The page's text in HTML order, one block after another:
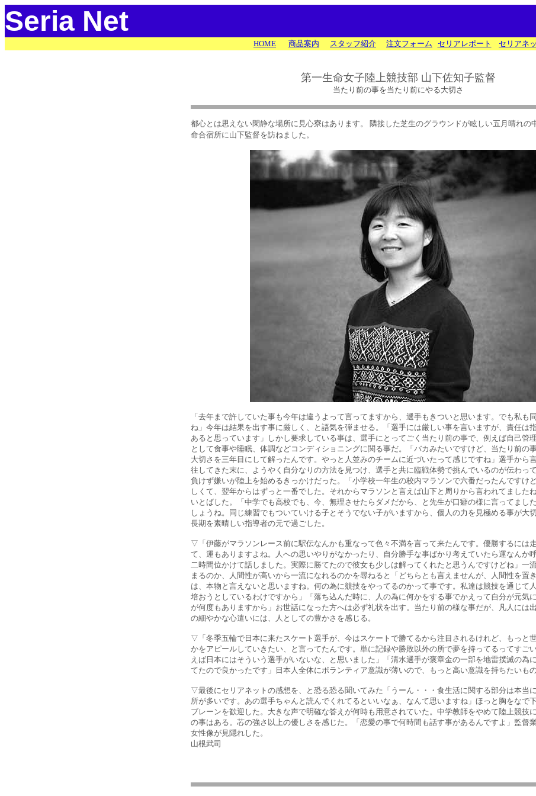
Seria Net
HOME 商品案内 スタッフ紹介 注文フォーム セリアレポート セリアネ
第一生命女子陸上競技部 山下佐知子監督
当たり前の事を当たり前にやる大切さ
都心とは思えない閑静な場所に見心寮はあります。 隣接した芝生のグラウンドが眩しい五月晴れの
命合宿所に山下監督を訪ねました。
「去年まで許していた事も今年は違うよって言ってますから、選手もきついと思います。でも私も
ね」今年は結果を出す事に厳しく、と語気を弾ませる。「選手には厳しい事を言いますが、責任は
あると思っています」しかし要求している事は、選手にとってごく当たり前の事で、例えば自己管
として食事や睡眠、体調などコンディショニングに関る事だ。「バカみたいですけど、当たり前の
大切さを三年目にして解ったんです。やっと人並みのチームに近づいたって感じですね」選手から
往してきた末に、ようやく自分なりの方法を見つけ、選手と共に臨戦体勢で挑んでいるのが伝わっ
負けず嫌いが陸上を始めるきっかけだった。「小学校一年生の校内マラソンで六番だったんですけ
しくて、翌年からはずっと一番でした。それからマラソンと言えば山下と周りから言われてました
いとばした。「中学でも高校でも、今、無理させたらダメだから、と先生が口癖の様に言ってまし
しょうね。同じ練習でもついていける子とそうでない子がいますから、個人の力を見極める事が大
長期を素晴しい指導者の元で過ごした。
▽「伊藤がマラソンレース前に駅伝なんかも重なって色々不満を言って来たんです。優勝するには
て、運もありますよね。人への思いやりがなかったり、自分勝手な事ばかり考えていたら運なんか
二時間位かけて話しました。実際に勝てたので彼女も少しは解ってくれたと思うんですけどね」一
まるのか、人間性が高いから一流になれるのかを尋ねると「どちらとも言えませんが、人間性を置
は、本物と言えないと思いますね。何の為に競技をやってるのかって事です。私達は競技を通じて
培おうとしているわけですから」「落ち込んだ時に、人の為に何かをする事でかえって自分が元気
が何度もありますから」お世話になった方へは必ず礼状を出す。当たり前の様な事だが、凡人には
の細やかな心遣いには、人としての豊かさを感じる。
▽「冬季五輪で日本に来たスケート選手が、今はスケートで勝てるから注目されるけれど、もっと
かをアピールしていきたい、と言ってたんです。単に記録や勝敗以外の所で夢を持ってるってすご
えば日本にはそういう選手がいないな、と思いました」「清水選手が褒章金の一部を地雷撲滅の為
てたので良かったです」日本人全体にボランティア意識が薄いので、もっと高い意識を持ちたいもの
▽最後にセリアネットの感想を、と恐る恐る聞いてみた「うーん・・・食生活に関する部分は本当
所が多いです。あの選手ちゃんと読んでくれてるといいなぁ、なんて思いますね」ほっと胸をなで
ブレーンを歓迎した。大きな声で明確な答えが何時も用意されていた。中学教師をやめて陸上競技
の事はある。芯の強さ以上の優しさを感じた。「恋愛の事で何時間も話す事があるんですよ」監督
女性像が見隠れした。
山根武司